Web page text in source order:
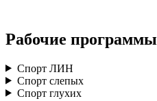
Рабочие программы
Спорт ЛИН
Спорт слепых
Спорт глухих